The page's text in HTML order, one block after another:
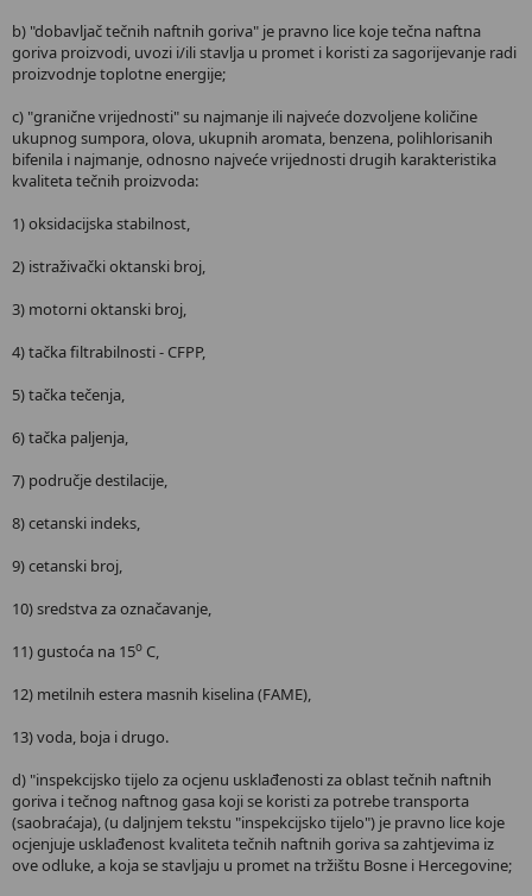
b) "dobavljač tečnih naftnih goriva" je pravno lice koje tečna naftna
goriva proizvodi, uvozi i/ili stavlja u promet i koristi za sagorijevanje radi
proizvodnje toplotne energije;
c) "granične vrijednosti" su najmanje ili najveće dozvoljene količine
ukupnog sumpora, olova, ukupnih aromata, benzena, polihlorisanih
bifenila i najmanje, odnosno najveće vrijednosti drugih karakteristika
kvaliteta tečnih proizvoda:
1) oksidacijska stabilnost,
2) istraživački oktanski broj,
3) motorni oktanski broj,
4) tačka filtrabilnosti - CFPP,
5) tačka tečenja,
6) tačka paljenja,
7) područje destilacije,
8) cetanski indeks,
9) cetanski broj,
10) sredstva za označavanje,
11) gustoća na 15o C,
12) metilnih estera masnih kiselina (FAME),
13) voda, boja i drugo.
d) "inspekcijsko tijelo za ocjenu usklađenosti za oblast tečnih naftnih
goriva i tečnog naftnog gasa koji se koristi za potrebe transporta
(saobraćaja), (u daljnjem tekstu "inspekcijsko tijelo") je pravno lice koje
ocjenjuje usklađenost kvaliteta tečnih naftnih goriva sa zahtjevima iz
ove odluke, a koja se stavljaju u promet na tržištu Bosne i Hercegovine;